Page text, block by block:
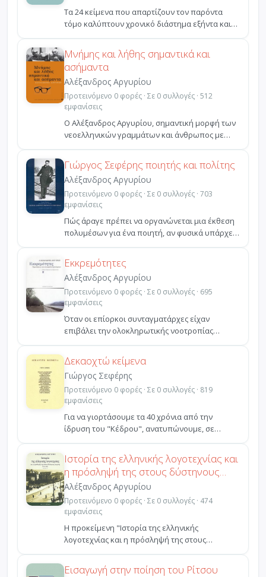
Τα 24 κείμενα που απαρτίζουν τον παρόντα
τόμο καλύπτουν χρονικό διάστημα εξήντα και
πλέον ετών. Παρο...
Μνήμης και λήθης σημαντικά και
ασήμαντα
Αλέξανδρος Αργυρίου
Προτεινόμενο 0 φορές · Σε 0 συλλογές · 512
εμφανίσεις
Ο Αλέξανδρος Αργυρίου, σημαντική μορφή των
νεοελληνικών γραμμάτων και άνθρωπος με
έντονη πολιτική συ...
Γιώργος Σεφέρης ποιητής και πολίτης
Αλέξανδρος Αργυρίου
Προτεινόμενο 0 φορές · Σε 0 συλλογές · 703
εμφανίσεις
Πώς άραγε πρέπει να οργανώνεται μια έκθεση
πολυμέσων για ένα ποιητή, αν φυσικά υπάρχει
λόγος για μια...
Εκκρεμότητες
Αλέξανδρος Αργυρίου
Προτεινόμενο 0 φορές · Σε 0 συλλογές · 695
εμφανίσεις
Όταν οι επίορκοι συνταγματάρχες είχαν
επιβάλει την ολοκληρωτικής νοοτροπίας
δικτατορία τους, μία μικ...
Δεκαοχτώ κείμενα
Γιώργος Σεφέρης
Προτεινόμενο 0 φορές · Σε 0 συλλογές · 819
εμφανίσεις
Για να γιορτάσουμε τα 40 χρόνια από την
ίδρυση του "Κέδρου", ανατυπώνουμε, σε
πανομοιότυπη έκδοση, τ...
Ιστορία της ελληνικής λογοτεχνίας και
η πρόσληψή της στους δύστηνους
καιρούς 1941-1944
Αλέξανδρος Αργυρίου
Προτεινόμενο 0 φορές · Σε 0 συλλογές · 474
εμφανίσεις
Η προκείμενη "Ιστορία της ελληνικής
λογοτεχνίας και η πρόσληψή της στους
δύστηνους καιρούς (1941-194...
Εισαγωγή στην ποίηση του Ρίτσου